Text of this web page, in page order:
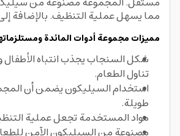
مما يسهل عملية التنظيف. بالإضافة
مميزات مجموعة أدوات المائدة
شكل السنجاب يجذب انتباه
تناول الطعام.
استخدام السيليكون يضمن أن
طويلة.
مواد المستخدمة تجعل عملية
مصنوعة من السيليكون الآمن